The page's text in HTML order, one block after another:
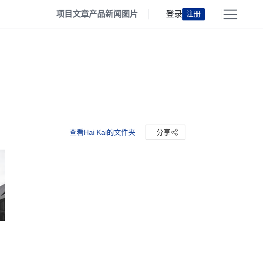
项目文章产品新闻 图片 登录 注册
查看Hai Kai的文件夹 分享